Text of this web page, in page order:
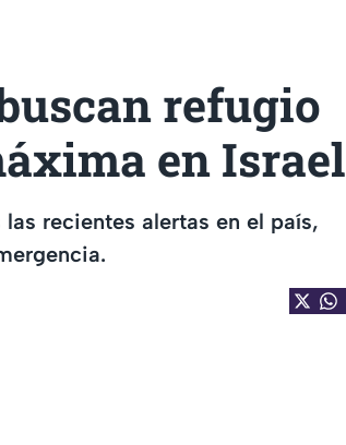
refugio
en Israel
recientes alertas en el país,